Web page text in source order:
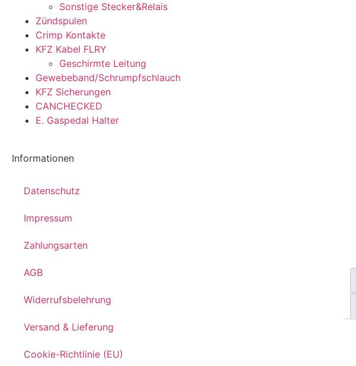
Sonstige Stecker&Relais
Zündspulen
Crimp Kontakte
KFZ Kabel FLRY
Geschirmte Leitung
Gewebeband/Schrumpfschlauch
KFZ Sicherungen
CANCHECKED
E. Gaspedal Halter
Informationen
Datenschutz
Impressum
Zahlungsarten
AGB
Widerrufsbelehrung
Versand & Lieferung
Cookie-Richtlinie (EU)